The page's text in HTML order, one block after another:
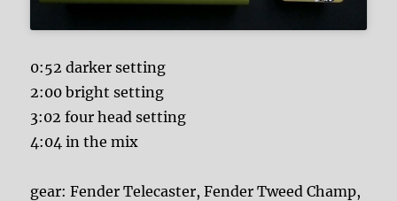
0:52 darker setting
2:00 bright setting
3:02 four head setting
4:04 in the mix
gear: Fender Telecaster, Fender Tweed Champ,